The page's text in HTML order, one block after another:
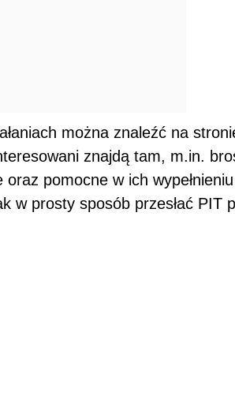
można znaleźć na
znajdą tam, m.in.
pomocne w ich
w prosty sposób przesłać PIT